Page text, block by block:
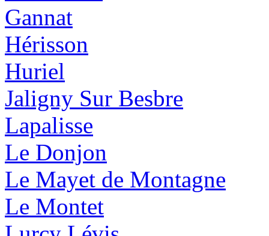
Gannat
Hérisson
Huriel
Jaligny Sur Besbre
Lapalisse
Le Donjon
Le Mayet de Montagne
Le Montet